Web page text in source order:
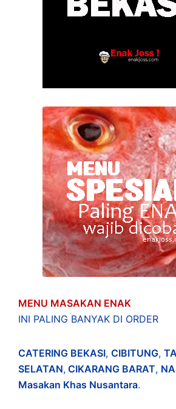
MENU MASAKAN ENAK
INI PALING BANYAK DI ORDER
CATERING BEKASI, CIBITUNG,
SELATAN, CIKARANG BARAT,
Masakan Khas Nusantara.